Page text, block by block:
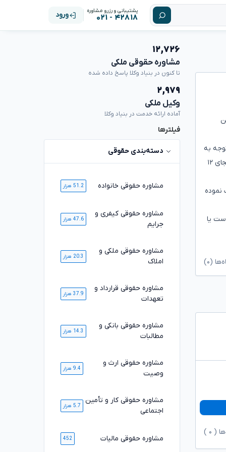
پشتیبانی و رزرو مشاوره
۴۲۸۱۸ - ۰۲۱ ورود
ومن
به
اینکه ملک من با سند برابر می باشد و براساس نظرکارشناس دادگستری اینکه براساس نقشه های هوایی، شهرداری خیابان نبش خونه من بجای ۱۲
از زمین من را تصرف نموده
یا
(۰)
( ۰
۱۲,۷۲۶
مشاوره حقوقی ملکی
تا کنون در بنیاد وکلا پاسخ داده شده
۲,۹۷۹
وکیل ملکی
آماده ارائه خدمت در بنیاد وکلا
فیلترها
دسته‌بندی حقوقی
مشاوره حقوقی خانواده 51.2 هزار
مشاوره حقوقی کیفری و
جرایم
47.6 هزار
مشاوره حقوقی ملکی و
املاک
20.3 هزار
مشاوره حقوقی قرارداد و
تعهدات
37.9 هزار
مشاوره حقوقی بانکی و
مطالبات
14.3 هزار
مشاوره حقوقی ارث و
وصیت
9.4 هزار
مشاوره حقوقی کار و تأمین
اجتماعی
5.7 هزار
مشاوره حقوقی مالیات 452